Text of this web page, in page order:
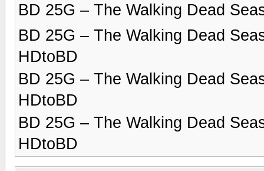
BD 25G – The Walking Dead
BD 25G – The Walking Dead
HDtoBD
BD 25G – The Walking Dead
HDtoBD
BD 25G – The Walking Dead
HDtoBD